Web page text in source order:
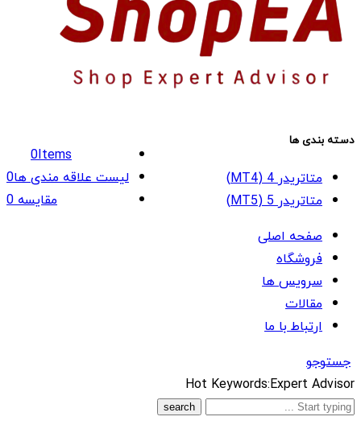
0Items
لیست علاقه مندی ها0
مقایسه0
دسته بندی ها
متاتریدر 4 (MT4)
متاتریدر 5 (MT5)
صفحه اصلی
فروشگاه
سرویس ها
مقالات
ارتباط با ما
جستوجو
What
are
Hot Keywords:Expert Advisor